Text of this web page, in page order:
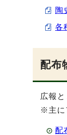
陶
各
配布
広報
※主に
配